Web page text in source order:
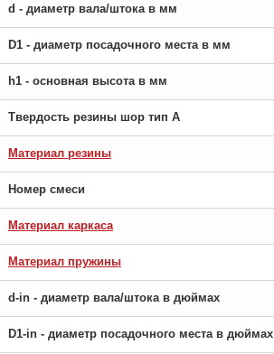
d - диаметр вала/штока в мм
D1 - диаметр посадочного места в мм
h1 - основная высота в мм
Твердость резины шор тип A
Материал резины
Номер смеси
Материал каркаса
Материал пружины
d-in - диаметр вала/штока в дюймах
D1-in - диаметр посадочного места в дюймах